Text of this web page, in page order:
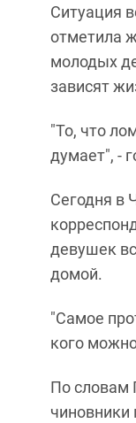
Ситуация
отметила
молодых
зависят
"То, что
думает", -
Сегодня в
девушек
домой.
"Самое
кого
По словам